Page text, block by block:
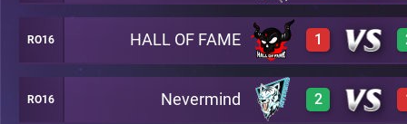
3 A19
3 A18
RO16 HALL OF FAME 1
0 A18
RO16 Nevermind 2